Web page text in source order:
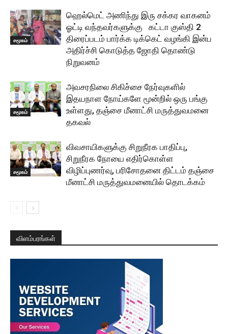
சமூகம்
ஹெல்மெட் அணிந்து இரு சக்கர வாகனம்
ஓட்டி வந்தவர்களுக்கு கட்டா குஸ்தி 2
திரைப்படம் பார்க்க டிக்கெட் வழங்கி இன்ப
அதிர்ச்சி கொடுத்த ஜோதி தொண்டு
நிறுவனம்
சமூகம்
அவசரநிலை சிகிச்சை நேர்வுகளில்
இதயநாள நோய்களே மூன்றில் ஒரு பங்கு
உள்ளது, தஞ்சை மீனாட்சி மருத்துவமனை
தகவல்
சமூகம்
விவசாயிகளுக்கு சிறுநீரக பாதிப்பு,
சிறுநீரக நோயை எதிர்கொள்ள
விழிப்புணர்வு, பரிசோதனை திட்டம் தஞ்சை
மீனாட்சி மருத்துவமனையில் தொடக்கம்
விளம்பரங்கள்